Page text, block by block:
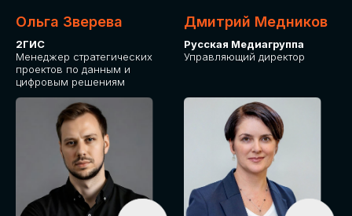
Ольга Зверева
2ГИС
Менеджер стратегических
проектов по данным и
цифровым решениям
Дмитрий Медников
Русская Медиагруппа
Управляющий директор